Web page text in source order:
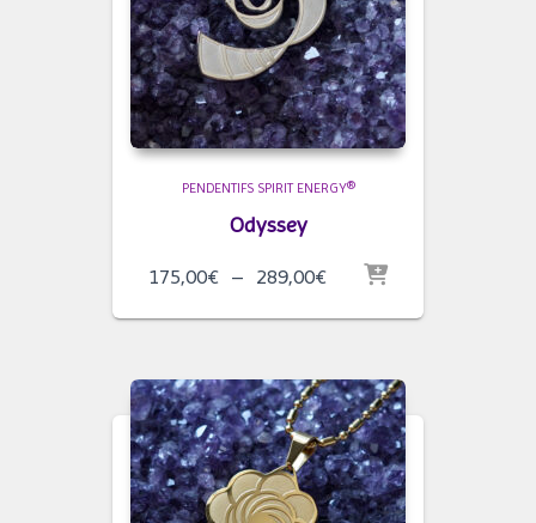
PENDENTIFS SPIRIT ENERGY®
Odyssey
175,00€ – 289,00€Plage
prix :
à
289,00€